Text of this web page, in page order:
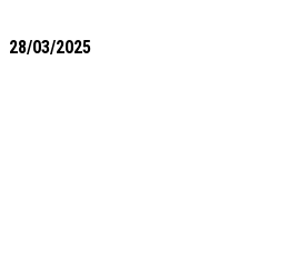
28/03/2025